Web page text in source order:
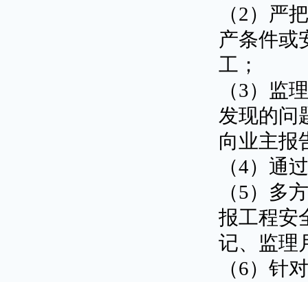
（2）严
产条件或
工；
（3）监
发现的问
向业主报
（4）通
（5）多
报工程安
记、监理
（6）针